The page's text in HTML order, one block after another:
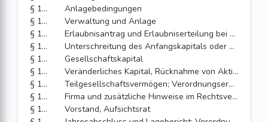
§ 111
Anlagebedingungen
§ 112
Verwaltung und Anlage
§ 113
Erlaubnisantrag und Erlaubniserteilung bei der extern verwalteten OGAW-Investmentaktiengesellschaft
§ 114
Unterschreitung des Anfangskapitals oder der Eigenmittel
§ 115
Gesellschaftskapital
§ 116
Veränderliches Kapital, Rücknahme von Aktien
§ 117
Teilgesellschaftsvermögen; Verordnungsermächtigung
§ 118
Firma und zusätzliche Hinweise im Rechtsverkehr
§ 119
Vorstand, Aufsichtsrat